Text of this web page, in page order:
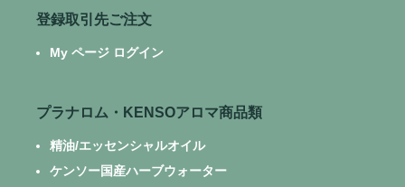
登録取引先ご注文
My ページ ログイン
プラナロム・KENSOアロマ商品類
精油/エッセンシャルオイル
ケンソー国産ハーブウォーター